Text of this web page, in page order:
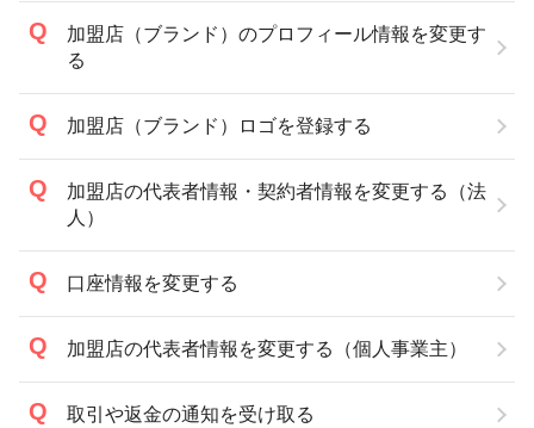
加盟店（ブランド）のプロフィール情報を変更す
る
加盟店（ブランド）ロゴを登録する
加盟店の代表者情報・契約者情報を変更する（法
人）
口座情報を変更する
加盟店の代表者情報を変更する（個人事業主）
取引や返金の通知を受け取る